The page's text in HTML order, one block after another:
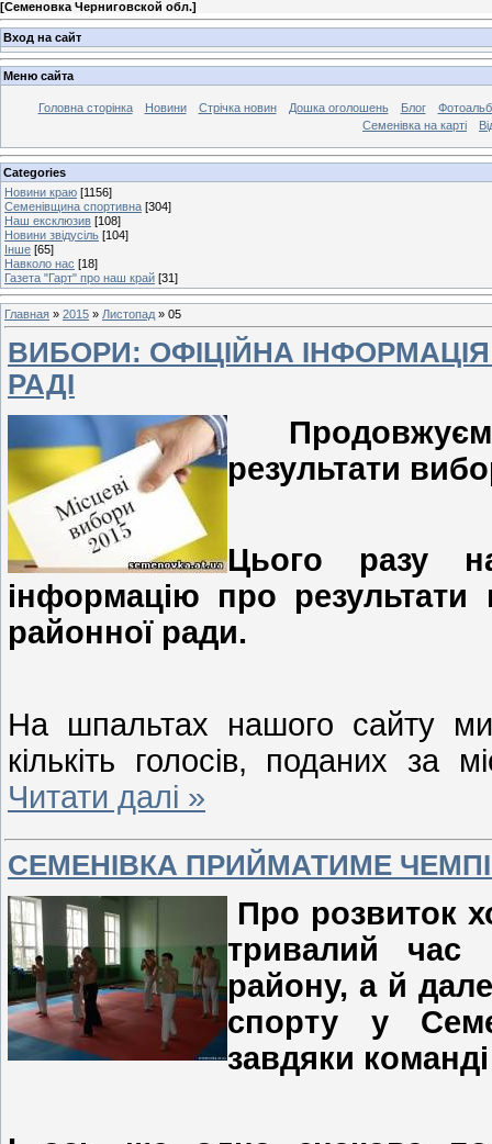
[Семеновка Черниговской обл.]
Вход на сайт
Меню сайта
Головна сторінка Новини Стрічка новин Дошка оголошень Блог
Семенівка на карті
Categories
Новини краю [1156]
Семенівщина спортивна [304]
Наш ексклюзив [108]
Новини звідусіль [104]
Інше [65]
Навколо нас [18]
Газета "Гарт" про наш край [31]
Главная » 2015 » Листопад » 05
ВИБОРИ: ОФІЦІЙНА
РАДІ
Продовжуємо
результати
Цього разу
інформацію про результати
районної ради.
На шпальтах нашого сайту
кількіть голосів, поданих за
Читати далі »
СЕМЕНІВКА ПРИЙМАТИМЕ
Про розвиток
тривалий час
району, а й
спорту у
завдяки